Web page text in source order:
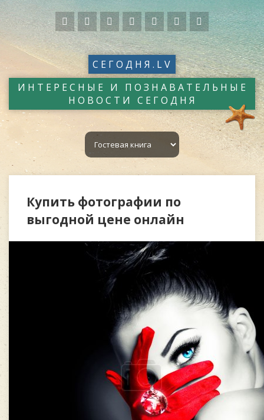
СЕГОДНЯ.LV
ИНТЕРЕСНЫЕ И ПОЗНАВАТЕЛЬНЫЕ
НОВОСТИ СЕГОДНЯ
Купить фотографии по
выгодной цене онлайн